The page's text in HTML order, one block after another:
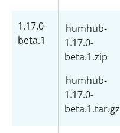
1.17.0-
beta.1
humhub-
1.17.0-
beta.1.zip
humhub-
1.17.0-
beta.1.tar.gz